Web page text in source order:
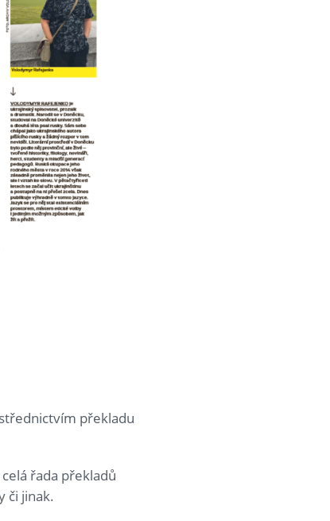
překladu
řada překladů
či jinak.